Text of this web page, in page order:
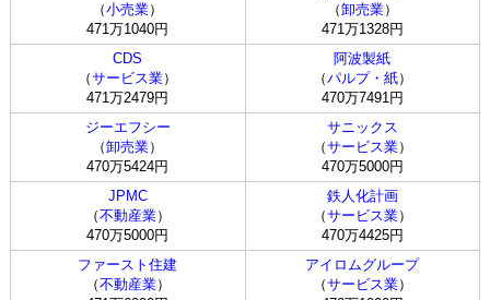
（小売業）
471万1040円
（卸売業）
471万1328円
CDS
（サービス業）
471万2479円
阿波製紙
（パルプ・紙）
470万7491円
ジーエフシー
（卸売業）
470万5424円
サニックス
（サービス業）
470万5000円
JPMC
（不動産業）
470万5000円
鉄人化計画
（サービス業）
470万4425円
ファースト住建
（不動産業）
アイロムグループ
（サービス業）